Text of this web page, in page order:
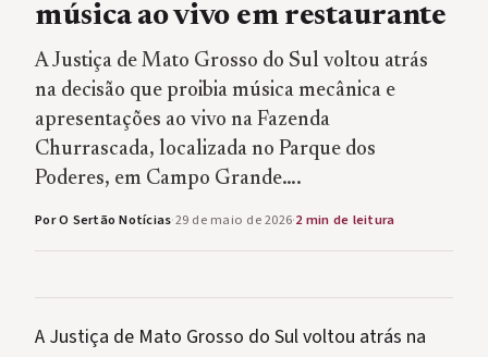
música ao vivo em restaurante
A Justiça de Mato Grosso do Sul voltou atrás
na decisão que proibia música mecânica e
apresentações ao vivo na Fazenda
Churrascada, localizada no Parque dos
Poderes, em Campo Grande….
Por O Sertão Notícias·29 de maio de 2026·2 min de leitura
A Justiça de Mato Grosso do Sul voltou atrás na